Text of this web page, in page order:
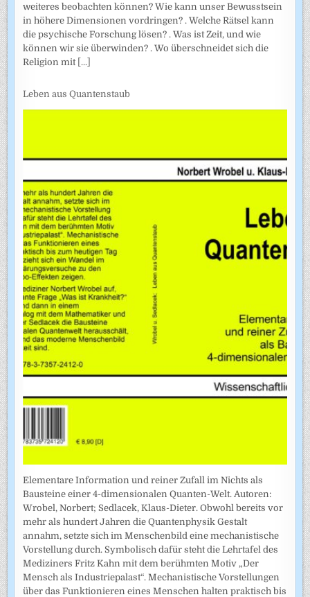
weiteres beobachten können? Wie kann unser Bewusstsein
in höhere Dimensionen vordringen? . Welche Rätsel kann
die psychische Forschung lösen? . Was ist Zeit, und wie
können wir sie überwinden? . Wo überschneidet sich die
Religion mit [...]
Leben aus Quantenstaub
Elementare Information und reiner Zufall im Nichts als
Bausteine einer 4-dimensionalen Quanten-Welt. Autoren:
Wrobel, Norbert; Sedlacek, Klaus-Dieter. Obwohl bereits vor
mehr als hundert Jahren die Quantenphysik Gestalt
annahm, setzte sich im Menschenbild eine mechanistische
Vorstellung durch. Symbolisch dafür steht die Lehrtafel des
Mediziners Fritz Kahn mit dem berühmten Motiv „Der
Mensch als Industriepalast“. Mechanistische Vorstellungen
über das Funktionieren eines Menschen halten praktisch bis